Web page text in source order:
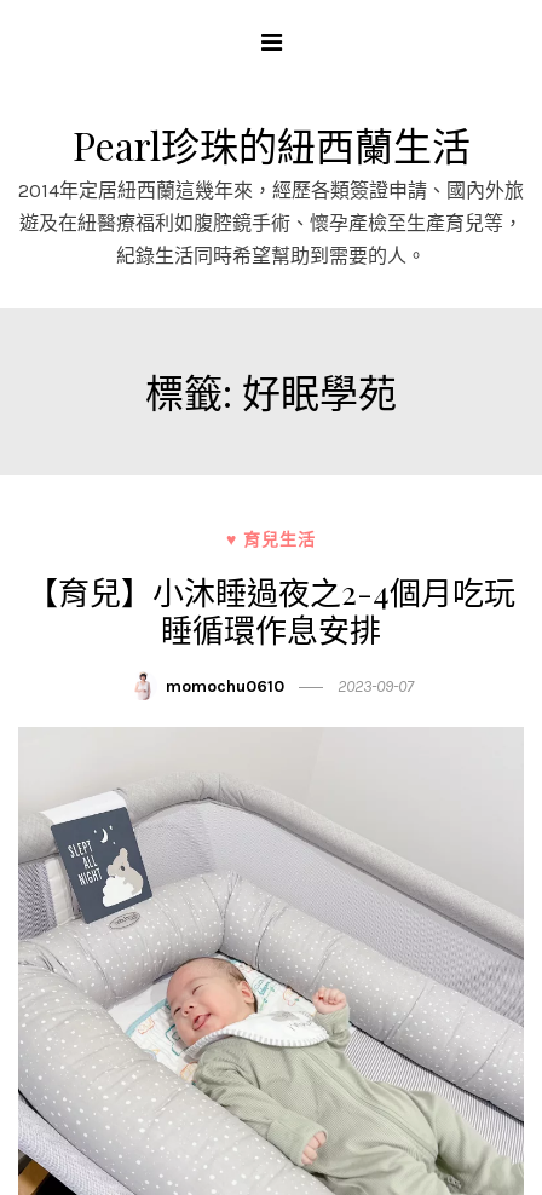
Pearl珍珠的紐西蘭生活
2014年定居紐西蘭這幾年來，經歷各類簽證申請、國內外旅
遊及在紐醫療福利如腹腔鏡手術、懷孕產檢至生產育兒等，
紀錄生活同時希望幫助到需要的人。
標籤: 好眠學苑
♥ 育兒生活
【育兒】小沐睡過夜之2-4個月吃玩
睡循環作息安排
momochu0610 2023-09-07